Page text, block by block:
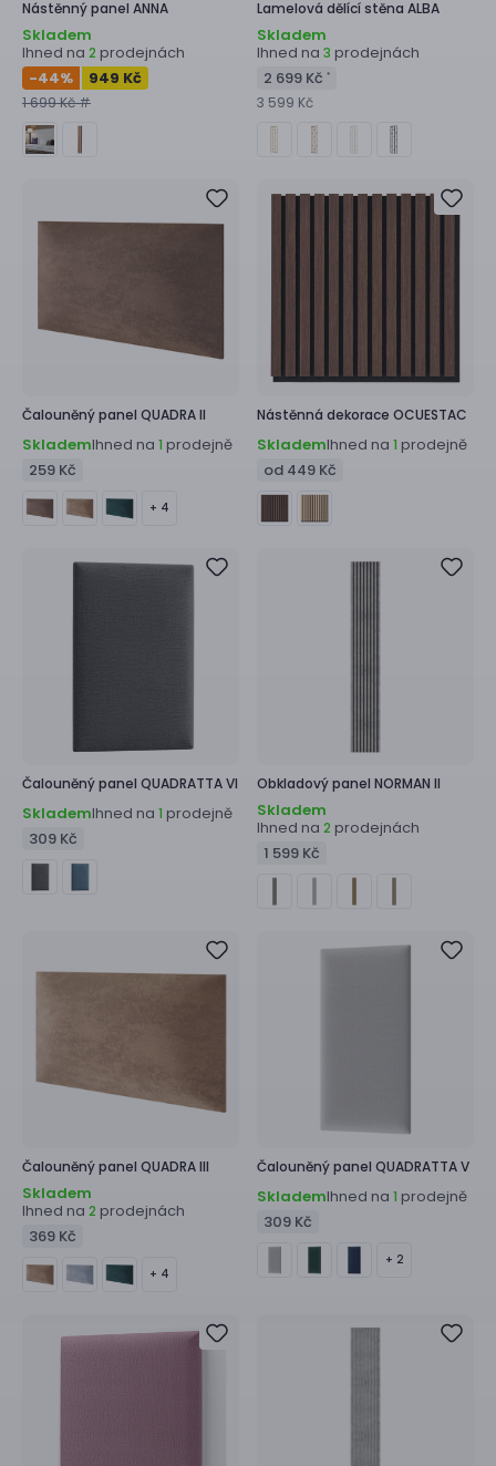
Nástěnný panel ANNA
Skladem
Ihned na 2 prodejnách
-44% 949 Kč
1 699 Kč #
Lamelová dělící stěna ALBA
Skladem
Ihned na 3 prodejnách
2 699 Kč *
3 599 Kč
Čalouněný panel QUADRA II
SklademIhned na 1 prodejně
259 Kč
+ 4
Nástěnná dekorace OCUESTAC
SklademIhned na 1 prodejně
od 449 Kč
Čalouněný panel QUADRATTA VI
SklademIhned na 1 prodejně
309 Kč
Obkladový panel NORMAN II
Skladem
Ihned na 2 prodejnách
1 599 Kč
Čalouněný panel QUADRA III
Skladem
Ihned na 2 prodejnách
369 Kč
+ 4
Čalouněný panel QUADRATTA V
SklademIhned na 1 prodejně
309 Kč
+ 2